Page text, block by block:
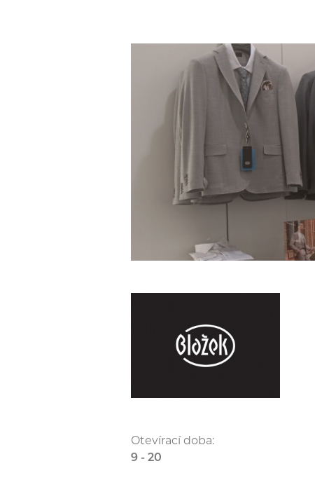
Otevírací doba:
9 - 20